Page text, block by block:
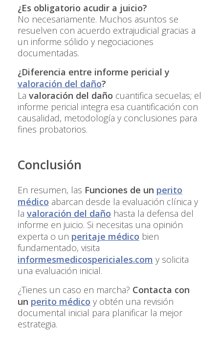
¿Es obligatorio acudir a juicio?
No necesariamente. Muchos asuntos se
resuelven con acuerdo extrajudicial gracias a
un informe sólido y negociaciones
documentadas.
¿Diferencia entre informe pericial y
valoración del daño?
La valoración del daño cuantifica secuelas; el
informe pericial integra esa cuantificación con
causalidad, metodología y conclusiones para
fines probatorios.
Conclusión
En resumen, las Funciones de un perito
médico abarcan desde la evaluación clínica y
la valoración del daño hasta la defensa del
informe en juicio. Si necesitas una opinión
experta o un peritaje médico bien
fundamentado, visita
informesmedicospericiales.com y solicita
una evaluación inicial.
¿Tienes un caso en marcha? Contacta con
un perito médico y obtén una revisión
documental inicial para planificar la mejor
estrategia.